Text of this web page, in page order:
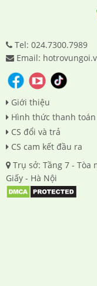
Tel: 024.7300.7989
Email:
Giới thiệu
Hình thức thanh toán
CS đổi và trả
CS cam kết đầu ra
Trụ sở: Tầng 7 - Tòa
Giấy - Hà Nội